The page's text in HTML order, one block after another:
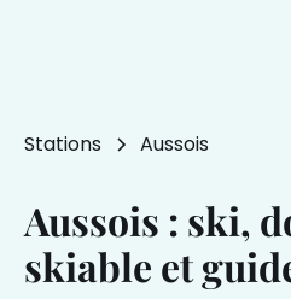
Stations Aussois
Aussois : ski,
skiable et